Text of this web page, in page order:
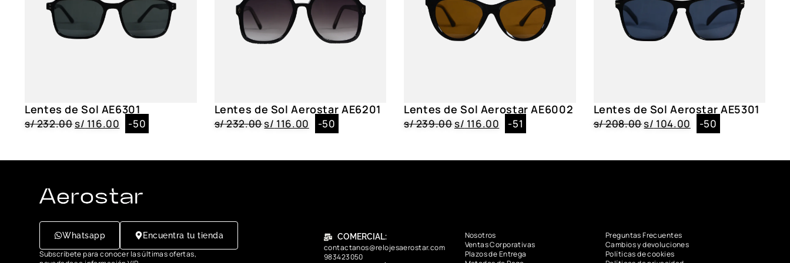
Lentes de Sol AE6301
s/232.00s/ 116.00 -50
Lentes de Sol Aerostar AE6201
s/232.00s/ 116.00 -50
Lentes de Sol Aerostar AE6002
s/239.00s/ 116.00 -51
Lentes de Sol Aerostar AE5301
s/208.00s/ 104.00 -50
Whatsapp Encuentra tu tienda
Subscríbete para conocer las últimas ofertas,
COMERCIAL:
contactanos@relojesaerostar.com
983423050
Nosotros
Ventas Corporativas
Plazos de Entrega
Preguntas Frecuentes
Cambios y devoluciones
Políticas de cookies